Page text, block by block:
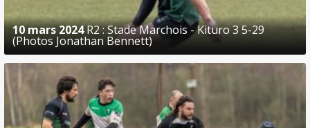
10 mars 2024R2 : Stade Marchois - Kituro 3 5-29
(Photos Jonathan Bennett)